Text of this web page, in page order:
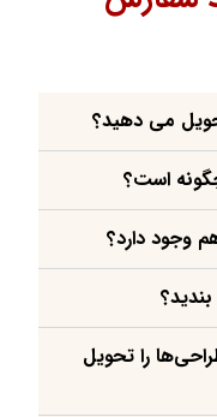
تحویل می دهید؟
است؟
وجود دارد؟
را تحویل